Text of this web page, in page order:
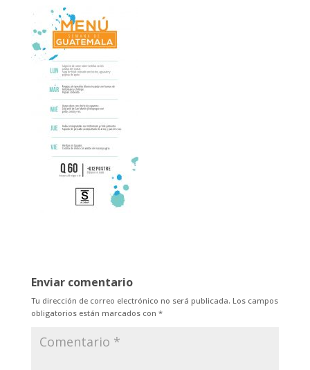
Enviar comentario
Tu dirección de correo electrónico no será publicada. Los campos
obligatorios están marcados con *